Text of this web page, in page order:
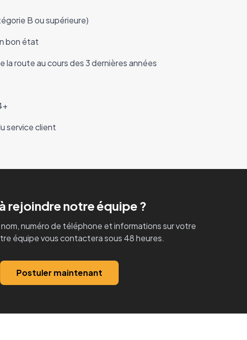
B ou supérieure)
bon état
la route au cours des 3 dernières années
service client
rejoindre notre équipe ?
numéro de téléphone et informations sur votre
équipe vous contactera sous 48 heures.
Postuler maintenant